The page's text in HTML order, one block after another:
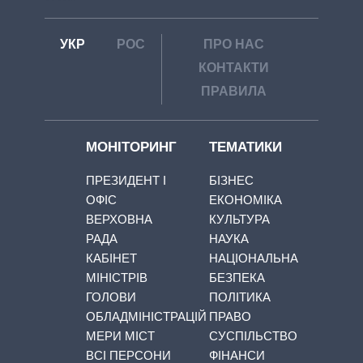
УКР РОС
ПРО НАС
КОНТАКТИ
ПРАВИЛА
МОНІТОРИНГ
ПРЕЗИДЕНТ І
ОФІС
ВЕРХОВНА
РАДА
КАБІНЕТ
МІНІСТРІВ
ГОЛОВИ
ОБЛАДМІНІСТРАЦІЙ
МЕРИ МІСТ
ВСІ ПЕРСОНИ
ТЕМАТИКИ
БІЗНЕС
ЕКОНОМІКА
КУЛЬТУРА
НАУКА
НАЦІОНАЛЬНА
БЕЗПЕКА
ПОЛІТИКА
ПРАВО
СУСПІЛЬСТВО
ФІНАНСИ